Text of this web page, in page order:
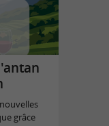
grâce